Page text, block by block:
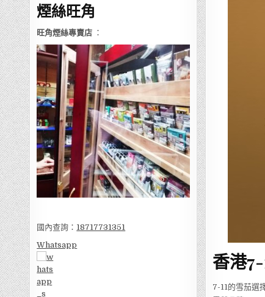
煙絲旺角
旺角煙絲專賣店 ：
國內查詢： 18717731351
Whatsapp
香港
7-11的雪茄選